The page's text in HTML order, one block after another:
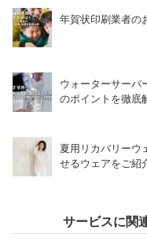
年賀状印刷業者の
ウォーターサーバ
のポイントを徹底
夏用リカバリーウ
せるウェアをご紹
サービスに関